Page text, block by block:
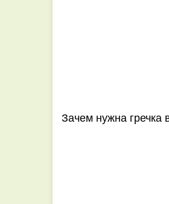
Зачем нужна гречка